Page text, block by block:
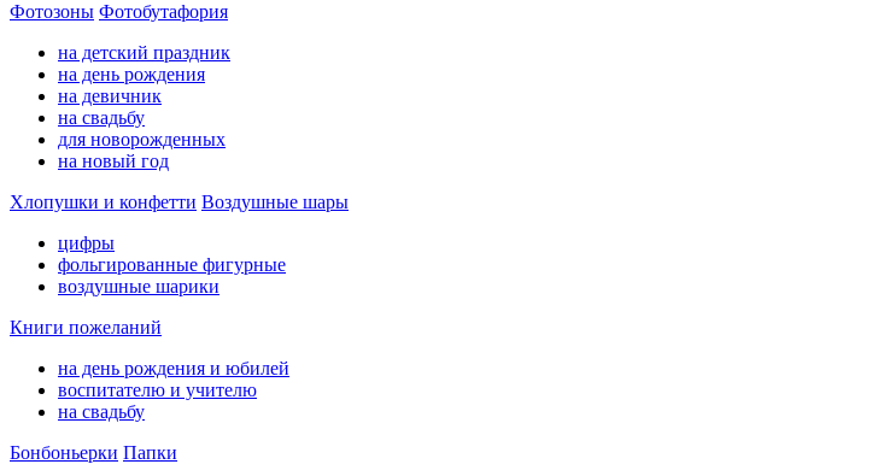
Фотозоны Фотобутафория
на детский праздник
на день рождения
на девичник
на свадьбу
для новорожденных
на новый год
Хлопушки и конфетти Воздушные шары
цифры
фольгированные фигурные
воздушные шарики
Книги пожеланий
на день рождения и юбилей
воспитателю и учителю
на свадьбу
Бонбоньерки Папки